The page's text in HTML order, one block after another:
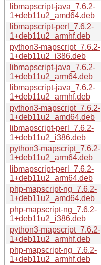
libmapscript-java_7.6.2-
1+deb11u2_amd64.deb
libmapscript-perl_7.6.2-
1+deb11u2_armhf.deb
python3-mapscript_7.6.2-
1+deb11u2_i386.deb
libmapscript-java_7.6.2-
1+deb11u2_arm64.deb
libmapscript-java_7.6.2-
1+deb11u2_armhf.deb
python3-mapscript_7.6.2-
1+deb11u2_amd64.deb
libmapscript-perl_7.6.2-
1+deb11u2_i386.deb
python3-mapscript_7.6.2-
1+deb11u2_arm64.deb
libmapscript-perl_7.6.2-
1+deb11u2_arm64.deb
php-mapscript-ng_7.6.2-
1+deb11u2_amd64.deb
php-mapscript-ng_7.6.2-
1+deb11u2_i386.deb
python3-mapscript_7.6.2-
1+deb11u2_armhf.deb
php-mapscript-ng_7.6.2-
1+deb11u2_armhf.deb